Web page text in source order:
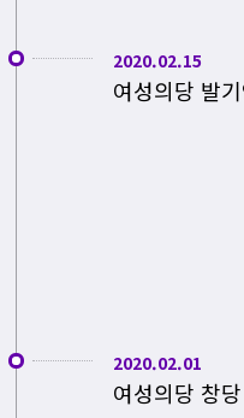
2020.02.15
여성의당 발
2020.02.01
여성의당 창